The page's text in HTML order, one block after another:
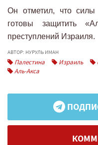
Он отметил, что силы
готовы защитить
преступлений Израиля.
АВТОР: НУРУЛЬ ИМАН
Палестина Израиль
Аль-Акса